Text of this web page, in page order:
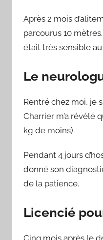
Après 2 mois
parcourus 10
était très sensible
Le
Rentré chez moi, je
Charrier m’a révélé
kg de moins).
Pendant 4 jours
donné son
de la patience.
Licencié
Cinq mois après le